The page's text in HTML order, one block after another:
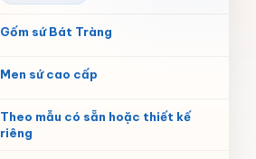
Gốm sứ Bát Tràng
Men sứ cao cấp
Theo mẫu có sẵn hoặc thiết kế
riêng